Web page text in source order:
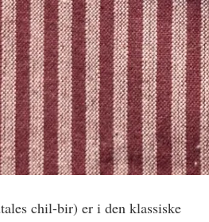
chil-bir) er i den klassiske